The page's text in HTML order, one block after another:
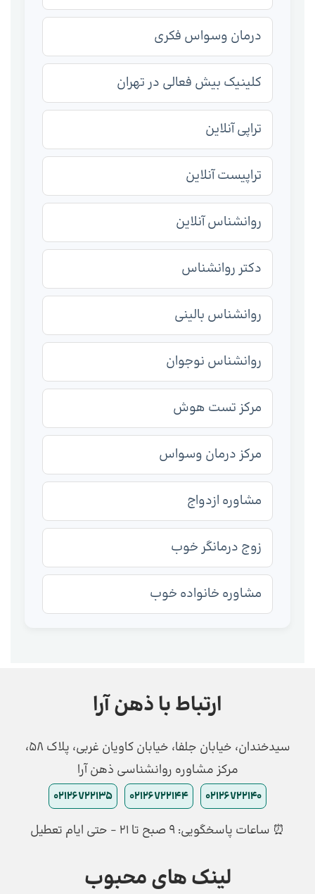
درمان وسواس فکری
کلینیک بیش فعالی در تهران
تراپی آنلاین
تراپیست آنلاین
روانشناس آنلاین
دکتر روانشناس
روانشناس بالینی
روانشناس نوجوان
مرکز تست هوش
مرکز درمان وسواس
مشاوره ازدواج
زوج درمانگر خوب
مشاوره خانواده خوب
ارتباط با ذهن آرا
سیدخندان، خیابان جلفا، خیابان کاویان غربی، پلاک 58،
مرکز مشاوره روانشناسی ذهن آرا
02126722140
02126722144
02126722135
⏰ ساعات پاسخگویی: ۹ صبح تا ۲۱ - حتی ایام تعطیل
لینک های محبوب